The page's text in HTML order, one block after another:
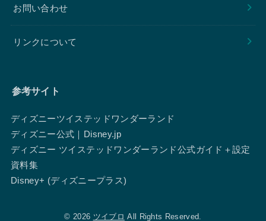
お問い合わせ
リンクについて
参考サイト
ディズニーツイステッドワンダーランド
ディズニー公式｜Disney.jp
ディズニー ツイステッドワンダーランド公式ガイド＋設定
資料集
Disney+ (ディズニープラス)
© 2026 ツイブロ All Rights Reserved.